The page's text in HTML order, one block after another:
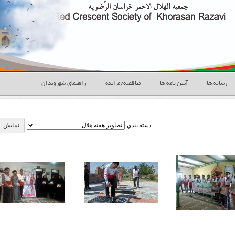
رسانه ها آیین نامه ها مناقصه/مزایده راهنمای شهروندان
دسته بندي